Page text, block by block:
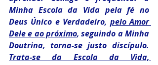
Minha Escola da Vida pela fé no
Deus Único e Verdadeiro, pelo Amor
Dele e ao próximo, seguindo a Minha
Trata-se da Escola da Vida,